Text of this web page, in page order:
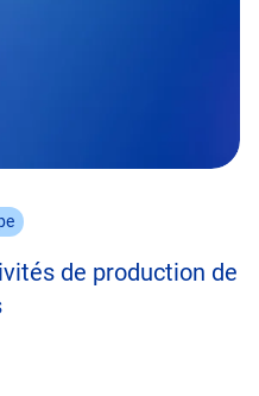
de production de